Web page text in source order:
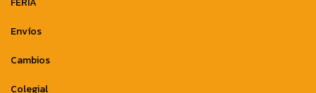
Envíos
Cambios
Colegial